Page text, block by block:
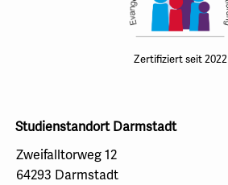
Zertifiziert seit 2022
Studienstandort Darmstadt
Zweifalltorweg 12
64293 Darmstadt